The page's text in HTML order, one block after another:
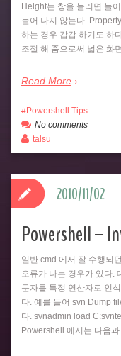
Height는 창을 늘리면 늘
늘어 나지 않는다.
하는 경우 갑갑 하기도 하
조절 해 줌으로써 넓은 화
Read More
Powershell Tips
No comments
talsu
Powershell –
일반 cmd 에서 잘 수행되
오류가 나는 경우가 있다.
문자를 특정 연산자로 인
다. 예를 들어 svn Dump
다. svnadmin load
Powershell 에서는 다음과
2010/11/02